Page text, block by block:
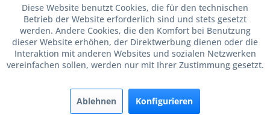
159,90 € *
In den Warenkorb
Merken
Diese Website benutzt Cookies, die für den technischen
Betrieb der Website erforderlich sind und stets gesetzt
werden. Andere Cookies, die den Komfort bei Benutzung
dieser Website erhöhen, der Direktwerbung dienen oder die
Interaktion mit anderen Websites und sozialen Netzwerken
vereinfachen sollen, werden nur mit Ihrer Zustimmung gesetzt.
Ablehnen Konfigurieren